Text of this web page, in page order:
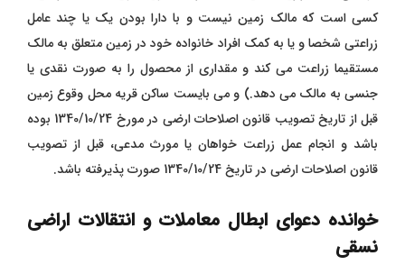
کسی است که مالک زمین نیست و با دارا بودن یک یا چند عامل
زراعتی شخصا و یا به کمک افراد خانواده خود در زمین متعلق به مالک
مستقیما زراعت می کند و مقداری از محصول را به صورت نقدی یا
جنسی به مالک می دهد.) و می بایست ساکن قریه محل وقوع زمین
قبل از تاریخ تصویب قانون اصلاحات ارضی در مورخ 1340/10/24 بوده
باشد و انجام عمل زراعت خواهان یا مورث مدعی، قبل از تصویب
قانون اصلاحات ارضی در تاریخ 1340/10/24 صورت پذیرفته باشد.
خوانده دعوای ابطال معاملات و انتقالات اراضی
نسقی